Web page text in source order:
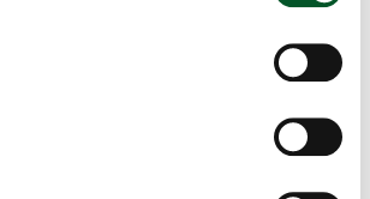
anderem auch bei der Vorbereitung und
Ideenwettbewerbes.